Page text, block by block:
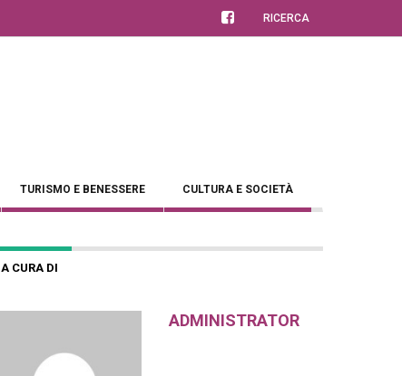
RICERCA
TURISMO E BENESSERE CULTURA E SOCIETÀ
A CURA DI
ADMINISTRATOR